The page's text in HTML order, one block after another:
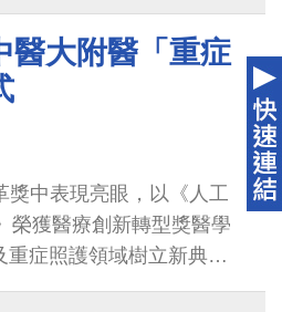
醫大附醫「重症
獎中表現亮眼，以《人工
榮獲醫療創新轉型獎醫學
重症照護領域樹立新典